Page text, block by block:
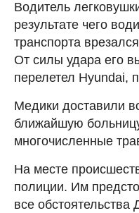
Водитель
результате чего
транспорта
От силы удара его
перелетел Hyundai,
Медики доставили
ближайшую
многочисленные
На месте
полиции. Им
все обстоятельства